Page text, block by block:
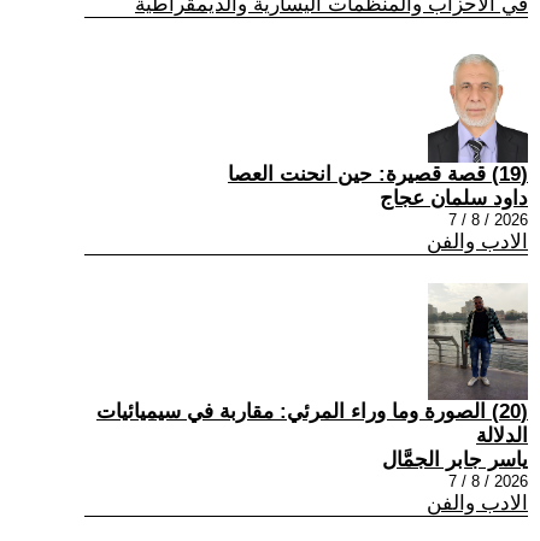
(19) قصة قصيرة: حين انحنت العصا
داود سلمان عجاج
2026 / 8 / 7
الادب والفن
(20) الصورة وما وراء المرئي: مقاربة في سيميائيات
الدلالة
ياسر جابر الجمَّال
2026 / 8 / 7
الادب والفن